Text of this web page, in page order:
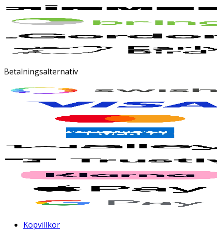
Betalningsalternativ
Köpvillkor